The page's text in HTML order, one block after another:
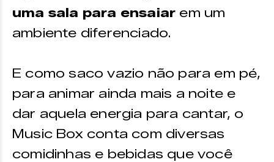
uma sala para ensaiar em um
ambiente diferenciado.
E como saco vazio não para em pé,
para animar ainda mais a noite e
dar aquela energia para cantar, o
Music Box conta com diversas
comidinhas e bebidas que você